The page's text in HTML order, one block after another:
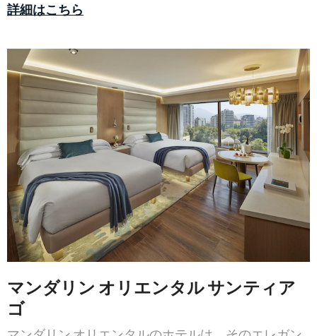
詳細はこちら
マンダリン オリエンタル サンティア
ゴ